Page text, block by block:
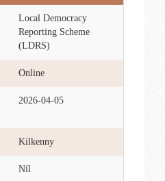
Local Democracy
Reporting Scheme
(LDRS)
Online
2026-04-05
Kilkenny
Níl